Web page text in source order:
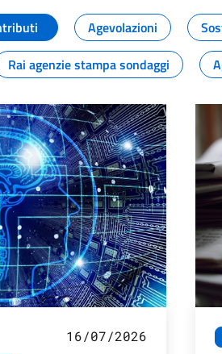
pagina Notizie
Agevolazioni
Rai agenzie stampa sondaggi
16/07/2026